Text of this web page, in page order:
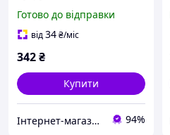
відкидною 10.5х9.5см
Готово до відправки
від34₴/міс
342₴
Купити
Інтернет-магазин "Lucky Store" 94%